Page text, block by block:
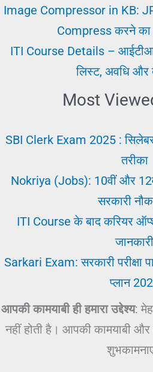
बातें
Image Compressor in KB:
Compress करने का
ITI Course Details –
लिस्ट, अवधि और
Most
SBI Clerk Exam 2025 :
तरीका
Nokriya (Jobs): 10वीं और
सरकारी
ITI Course के बाद करियर
जानकारी
Sarkari Exam: सरकारी परीक्षा
प्लान
आपकी कामयाबी ही हमारा उद्देश्य:
नहीं होती है। आपकी कामयाबी और